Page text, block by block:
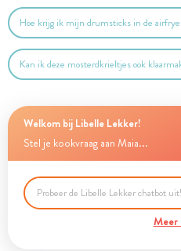
Hoe krijg ik mijn drumsticks in de
Kan ik deze mosterdkrieltjes ook
Welkom bij Libelle Lekker!
Stel je kookvraag aan Maia...
Meer